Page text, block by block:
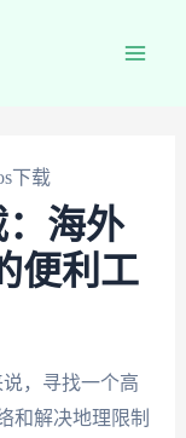
下载
海外
便利工
，寻找一个高
和解决地理限制